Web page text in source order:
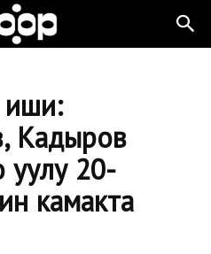
иши:
Кадыров
уулу 20-
камакта